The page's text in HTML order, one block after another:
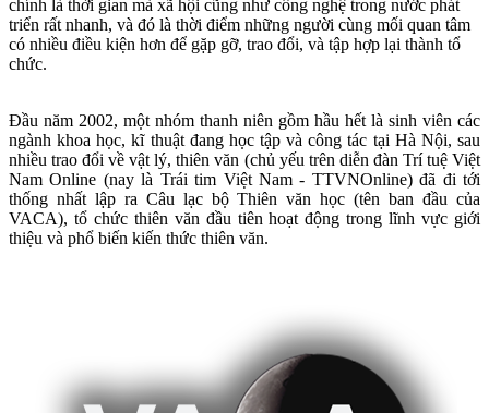
chính là thời gian mà xã hội cũng như công nghệ trong nước phát
triển rất nhanh, và đó là thời điểm những người cùng mối quan tâm
có nhiều điều kiện hơn để gặp gỡ, trao đổi, và tập hợp lại thành tổ
chức.
Đầu năm 2002, một nhóm thanh niên gồm hầu hết là sinh viên các
ngành khoa học, kĩ thuật đang học tập và công tác tại Hà Nội, sau
nhiều trao đổi về vật lý, thiên văn (chủ yếu trên diễn đàn Trí tuệ Việt
Nam Online (nay là Trái tim Việt Nam - TTVNOnline) đã đi tới
thống nhất lập ra Câu lạc bộ Thiên văn học (tên ban đầu của
VACA), tổ chức thiên văn đầu tiên hoạt động trong lĩnh vực giới
thiệu và phổ biến kiến thức thiên văn.